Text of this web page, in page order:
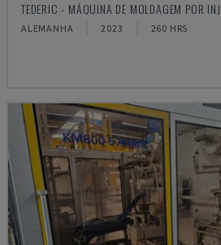
TEDERIC - MÁQUINA DE MOLDAGEM POR
ALEMANHA 2023 260 HRS